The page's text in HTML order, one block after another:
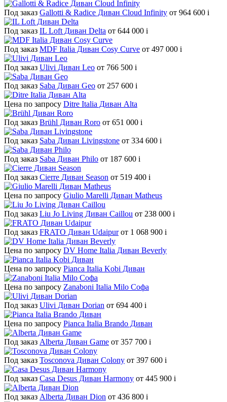
Под заказ Gallotti & Radice Диван Cloud Infinity от 964 600 i
Под заказ IL Loft Диван Delta от 644 000 i
Под заказ MDF Italia Диван Cosy Curve от 497 000 i
Под заказ Ulivi Диван Leo от 766 500 i
Под заказ Saba Диван Geo от 257 600 i
Цена по запросу Ditre Italia Диван Alta
Под заказ Brühl Диван Roro от 651 000 i
Под заказ Saba Диван Livingstone от 334 600 i
Под заказ Saba Диван Philo от 187 600 i
Под заказ Cierre Диван Season от 519 400 i
Цена по запросу Giulio Marelli Диван Matheus
Под заказ Liu Jo Living Диван Caillou от 238 000 i
Под заказ FRATO Диван Udaipur от 1 068 900 i
Цена по запросу DV Home Italia Диван Beverly
Цена по запросу Pianca Italia Kobi Диван
Цена по запросу Zanaboni Italia Milo Софа
Под заказ Ulivi Диван Dorian от 694 400 i
Цена по запросу Pianca Italia Brando Диван
Под заказ Alberta Диван Game от 357 700 i
Под заказ Tosconova Диван Colony от 397 600 i
Под заказ Casa Desus Диван Harmony от 445 900 i
Под заказ Alberta Диван Dion от 436 800 i